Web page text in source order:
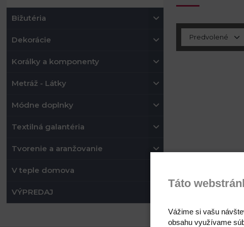
Bižutéria
Dekorácie
Korálky a komponenty
Metráž - Látky
Módne doplnky
Textilná galantéria
Tvorenie a aranžovanie
V teple domova
VÝPREDAJ
Táto
Vážime si vašu
obsahu využívame